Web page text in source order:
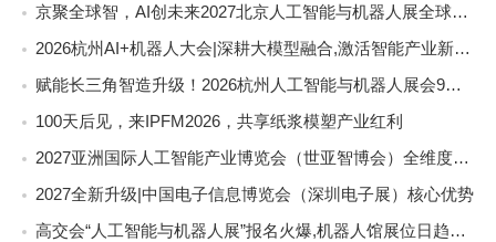
京聚全球智，AI创未来2027北京人工智能与机器人展全球启动
2026杭州AI+机器人大会|深耕大模型融合,激活智能产业新动能
赋能长三角智造升级！2026杭州人工智能与机器人展会9月启幕
100天后见，来IPFM2026，共享纸浆模塑产业红利
2027亚洲国际人工智能产业博览会（世亚智博会）全维度介绍
2027全新升级|中国电子信息博览会（深圳电子展）核心优势
高交会“人工智能与机器人展”报名火爆,机器人馆展位日趋稀缺